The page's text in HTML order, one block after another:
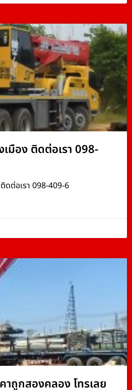
เมือง ติดต่อเรา 098-
ดต่อเรา 098-409-6
าถูกสองคลอง โทรเลย